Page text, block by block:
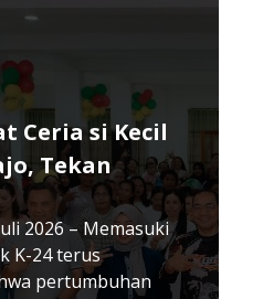
Ceria si Kecil
Tekan
2026 – Memasuki
K-24 terus
pertumbuhan